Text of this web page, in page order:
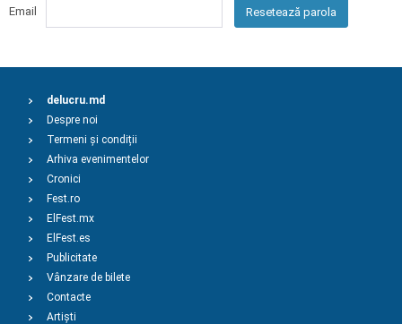
Email
Resetează parola
delucru.md
Despre noi
Termeni și condiții
Arhiva evenimentelor
Cronici
Fest.ro
ElFest.mx
ElFest.es
Publicitate
Vânzare de bilete
Contacte
Artiști